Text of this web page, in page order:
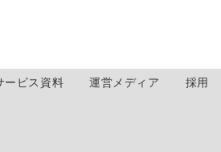
ービス資料 運営メディア 採用